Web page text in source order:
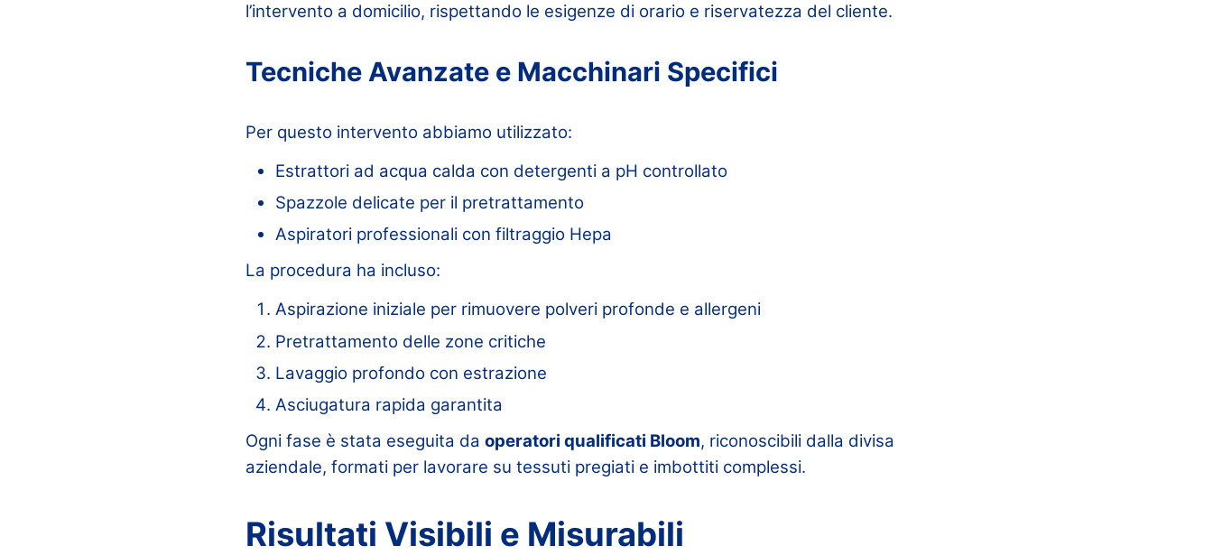
l’intervento a domicilio, rispettando le esigenze di orario e riservatezza del cliente.
Tecniche Avanzate e Macchinari Specifici
Per questo intervento abbiamo utilizzato:
Estrattori ad acqua calda con detergenti a pH controllato
Spazzole delicate per il pretrattamento
Aspiratori professionali con filtraggio Hepa
La procedura ha incluso:
Aspirazione iniziale per rimuovere polveri profonde e allergeni
Pretrattamento delle zone critiche
Lavaggio profondo con estrazione
Asciugatura rapida garantita
Ogni fase è stata eseguita daoperatori qualificati Bloom, riconoscibili dalla divisa
aziendale, formati per lavorare su tessuti pregiati e imbottiti complessi.
Risultati Visibili e Misurabili